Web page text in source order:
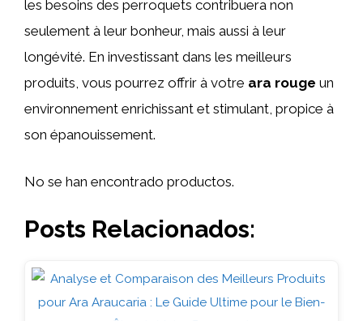
les besoins des perroquets contribuera non
seulement à leur bonheur, mais aussi à leur
longévité. En investissant dans les meilleurs
produits, vous pourrez offrir à votre ara rouge un
environnement enrichissant et stimulant, propice à
son épanouissement.
No se han encontrado productos.
Posts Relacionados: